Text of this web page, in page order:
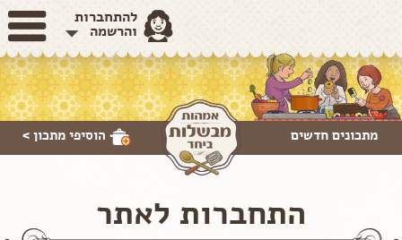
להתחברות
והרשמה
הוסיפי מתכון > מתכונים חדשים
התחברות לאתר